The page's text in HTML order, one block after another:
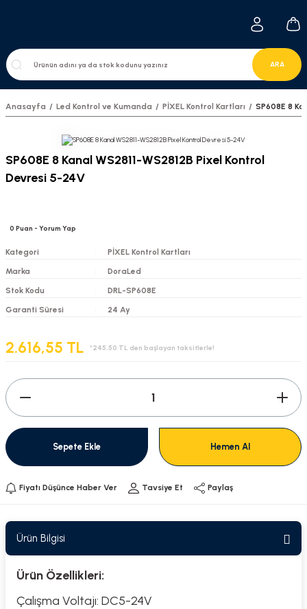
ARA
Anasayfa Led Kontrol ve Kumanda PİXEL Kontrol Kartları SP608E 8
SP608E 8 Kanal WS2811-WS2812B Pixel Kontrol
Devresi 5-24V
0 Puan - Yorum Yap
Kategori
PİXEL Kontrol Kartları
Marka
DoraLed
Stok Kodu
DRL-SP608E
Garanti Süresi
24 Ay
2.616,55 TL *245,50 TL den başlayan taksitlerle!
Sepete Ekle Hemen Al
Fiyatı Düşünce Haber Ver Tavsiye Et Paylaş
Ürün Bilgisi
Ürün Özellikleri:
Çalışma Voltajı: DC5-24V